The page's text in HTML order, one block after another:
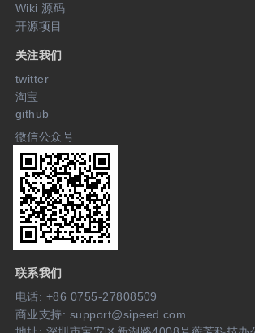
Wiki 源码
开源项目
关注我们
twitter
淘宝
github
微信公众号
联系我们
电话: +86 0755-27808509
商业支持: support@sipeed.com